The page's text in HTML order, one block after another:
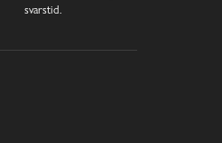
svarstid.